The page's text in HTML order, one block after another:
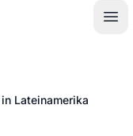
Lateinamerika